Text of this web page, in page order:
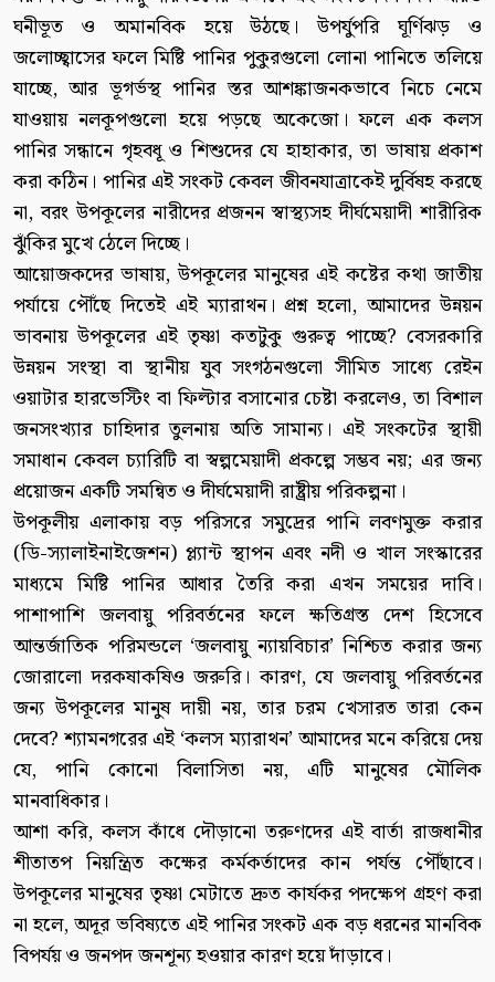
ঘনীভূত ও অমানবিক হয়ে উঠছে। উপর্যুপরি ঘূর্ণিঝড় ও
জলোচ্ছ্বাসের ফলে মিষ্টি পানির পুকুরগুলো লোনা পানিতে তলিয়ে
যাচ্ছে, আর ভূগর্ভস্থ পানির স্তর আশঙ্কাজনকভাবে নিচে নেমে
যাওয়ায় নলকূপগুলো হয়ে পড়ছে অকেজো। ফলে এক কলস
পানির সন্ধানে গৃহবধূ ও শিশুদের যে হাহাকার, তা ভাষায় প্রকাশ
করা কঠিন। পানির এই সংকট কেবল জীবনযাত্রাকেই দুর্বিষহ করছে
না, বরং উপকূলের নারীদের প্রজনন স্বাস্থ্যসহ দীর্ঘমেয়াদী শারীরিক
ঝুঁকির মুখে ঠেলে দিচ্ছে।
আয়োজকদের ভাষায়, উপকূলের মানুষের এই কষ্টের কথা জাতীয়
পর্যায়ে পৌঁছে দিতেই এই ম্যারাথন। প্রশ্ন হলো, আমাদের উন্নয়ন
ভাবনায় উপকূলের এই তৃষ্ণা কতটুকু গুরুত্ব পাচ্ছে? বেসরকারি
উন্নয়ন সংস্থা বা স্থানীয় যুব সংগঠনগুলো সীমিত সাধ্যে রেইন
ওয়াটার হারভেস্টিং বা ফিল্টার বসানোর চেষ্টা করলেও, তা বিশাল
জনসংখ্যার চাহিদার তুলনায় অতি সামান্য। এই সংকটের স্থায়ী
সমাধান কেবল চ্যারিটি বা স্বল্পমেয়াদী প্রকল্পে সম্ভব নয়; এর জন্য
প্রয়োজন একটি সমন্বিত ও দীর্ঘমেয়াদী রাষ্ট্রীয় পরিকল্পনা।
উপকূলীয় এলাকায় বড় পরিসরে সমুদ্রের পানি লবণমুক্ত করার
(ডি-স্যালাইনাইজেশন) প্ল্যান্ট স্থাপন এবং নদী ও খাল সংস্কারের
মাধ্যমে মিষ্টি পানির আধার তৈরি করা এখন সময়ের দাবি।
পাশাপাশি জলবায়ু পরিবর্তনের ফলে ক্ষতিগ্রস্ত দেশ হিসেবে
আন্তর্জাতিক পরিমন্ডলে ‘জলবায়ু ন্যায়বিচার’ নিশ্চিত করার জন্য
জোরালো দরকষাকষিও জরুরি। কারণ, যে জলবায়ু পরিবর্তনের
জন্য উপকূলের মানুষ দায়ী নয়, তার চরম খেসারত তারা কেন
দেবে? শ্যামনগরের এই ‘কলস ম্যারাথন’ আমাদের মনে করিয়ে দেয়
যে, পানি কোনো বিলাসিতা নয়, এটি মানুষের মৌলিক
মানবাধিকার।
আশা করি, কলস কাঁধে দৌড়ানো তরুণদের এই বার্তা রাজধানীর
শীতাতপ নিয়ন্ত্রিত কক্ষের কর্মকর্তাদের কান পর্যন্ত পৌঁছাবে।
উপকূলের মানুষের তৃষ্ণা মেটাতে দ্রুত কার্যকর পদক্ষেপ গ্রহণ করা
না হলে, অদূর ভবিষ্যতে এই পানির সংকট এক বড় ধরনের মানবিক
বিপর্যয় ও জনপদ জনশূন্য হওয়ার কারণ হয়ে দাঁড়াবে।